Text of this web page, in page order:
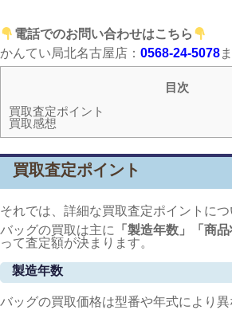
電話でのお問い合わせはこちら
かんてい局北名古屋店： 0568-24-5078
目次
買取査定ポイント
買取感想
買取査定ポイント
それでは、詳細な買取査定ポイントにつ
バッグの買取は主に 「製造年数」「商
って査定額が決まります。
製造年数
バッグの買取価格は型番や年式により異